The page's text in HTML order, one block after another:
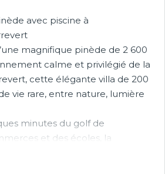
avec piscine à
magnifique pinède de 2 600
calme et privilégié de la
cette élégante villa de 200
vie rare, entre nature, lumière
minutes du golf de
et des écoles, la
d’un emplacement
Manosque, de ses écoles